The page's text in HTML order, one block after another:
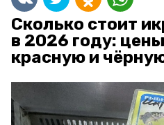
Сколько стоит
в 2026 году:
красную и